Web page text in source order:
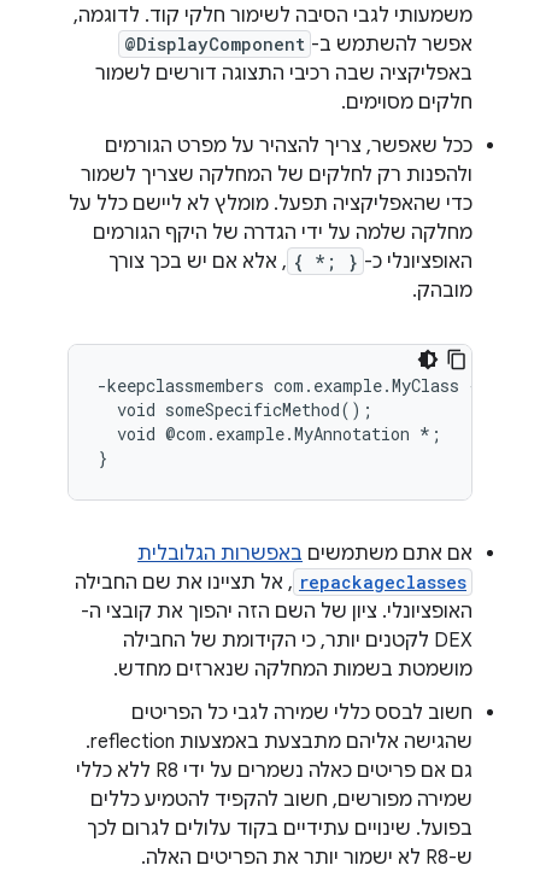
משמעותי לגבי הסיבה לשימור חלקי קוד. לדוגמה,
אפשר להשתמש ב- @DisplayComponent
באפליקציה שבה רכיבי התצוגה דורשים לשמור
חלקים מסוימים.
ככל שאפשר, צריך להצהיר על מפרט הגורמים
ולהפנות רק לחלקים של המחלקה שצריך לשמור
כדי שהאפליקציה תפעל. מומלץ לא ליישם כלל על
מחלקה שלמה על ידי הגדרה של היקף הגורמים
האופציונלי כ- { *; } , אלא אם יש בכך צורך
מובהק.
-keepclassmembers com.example.MyClass {
  void someSpecificMethod();
  void @com.example.MyAnnotation *;
אם אתם משתמשים באפשרות הגלובלית
repackageclasses , אל תציינו את שם החבילה
האופציונלי. ציון של השם הזה יהפוך את קובצי ה-
DEX לקטנים יותר, כי הקידומת של החבילה
מושמטת בשמות המחלקה שנארזים מחדש.
חשוב לבסס כללי שמירה לגבי כל הפריטים
שהגישה אליהם מתבצעת באמצעות reflection.
גם אם פריטים כאלה נשמרים על ידי R8 ללא כללי
שמירה מפורשים, חשוב להקפיד להטמיע כללים
בפועל. שינויים עתידיים בקוד עלולים לגרום לכך
ש-R8 לא ישמור יותר את הפריטים האלה.